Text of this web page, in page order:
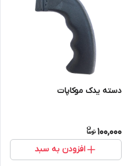
دسته یدک موکاپات
100,000
افزودن به سبد